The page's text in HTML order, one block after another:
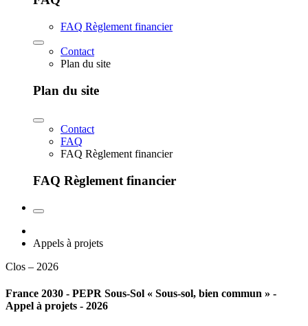
FAQ Règlement financier
Contact
Plan du site
Plan du site
Contact
FAQ
FAQ Règlement financier
FAQ Règlement financier
Appels à projets
Clos – 2026
France 2030 - PEPR Sous-Sol « Sous-sol, bien commun » -
Appel à projets - 2026